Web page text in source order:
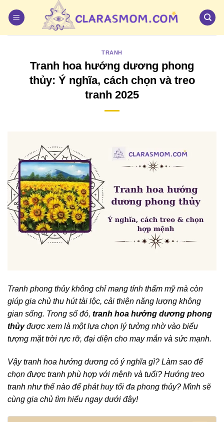
qua
TRANH
Tranh hoa hướng dương phong
thủy: Ý nghĩa, cách chọn và treo
tranh 2025
Tranh phong thủy không chỉ mang tính thẩm mỹ mà còn
giúp gia chủ thu hút tài lộc, cải thiện năng lượng không
gian sống. Trong số đó, tranh hoa hướng dương phong
thủyđược xem là một lựa chọn lý tưởng nhờ vào biểu
tượng mặt trời rực rỡ, đại diện cho may mắn và sức mạnh.
Vậy tranh hoa hướng dương có ý nghĩa gì? Làm sao để
chọn được tranh phù hợp với mệnh và tuổi? Hướng treo
tranh như thế nào để phát huy tối đa phong thủy? Mình sẽ
cùng gia chủ tìm hiểu ngay dưới đây!